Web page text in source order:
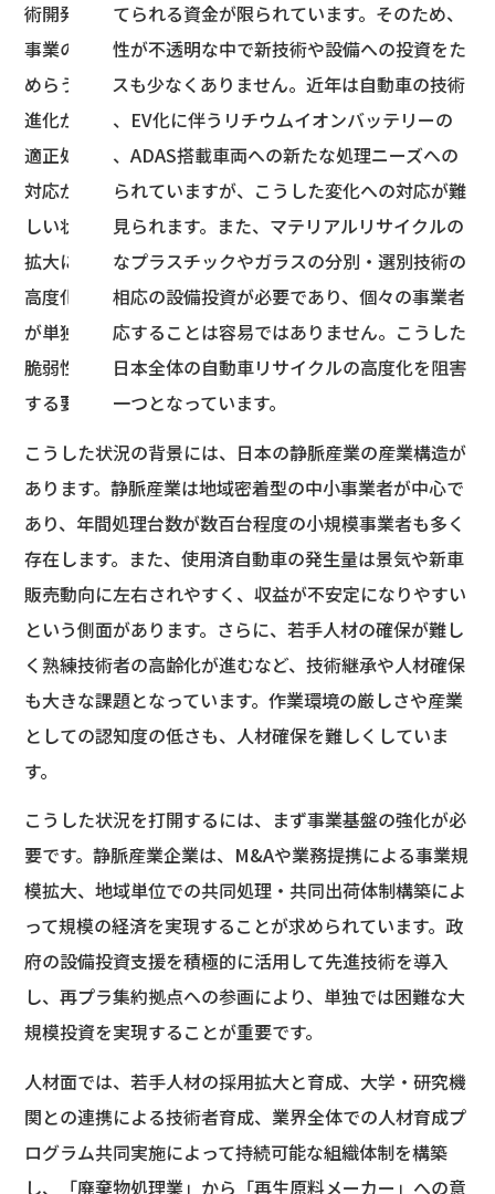
術開発に充てられる資金が限られています。そのため、
事業の採算性が不透明な中で新技術や設備への投資をた
めらうケースも少なくありません。近年は自動車の技術
進化が進み、EV化に伴うリチウムイオンバッテリーの
適正処理や、ADAS搭載車両への新たな処理ニーズへの
対応が求められていますが、こうした変化への対応が難
しい状況も見られます。また、マテリアルリサイクルの
拡大に必要なプラスチックやガラスの分別・選別技術の
高度化にも相応の設備投資が必要であり、個々の事業者
が単独で対応することは容易ではありません。こうした
脆弱性が、日本全体の自動車リサイクルの高度化を阻害
する要因の一つとなっています。
こうした状況の背景には、日本の静脈産業の産業構造が
あります。静脈産業は地域密着型の中小事業者が中心で
あり、年間処理台数が数百台程度の小規模事業者も多く
存在します。また、使用済自動車の発生量は景気や新車
販売動向に左右されやすく、収益が不安定になりやすい
という側面があります。さらに、若手人材の確保が難し
く熟練技術者の高齢化が進むなど、技術継承や人材確保
も大きな課題となっています。作業環境の厳しさや産業
としての認知度の低さも、人材確保を難しくしていま
す。
こうした状況を打開するには、まず事業基盤の強化が必
要です。静脈産業企業は、M&Aや業務提携による事業規
模拡大、地域単位での共同処理・共同出荷体制構築によ
って規模の経済を実現することが求められています。政
府の設備投資支援を積極的に活用して先進技術を導入
し、再プラ集約拠点への参画により、単独では困難な大
規模投資を実現することが重要です。
人材面では、若手人材の採用拡大と育成、大学・研究機
関との連携による技術者育成、業界全体での人材育成プ
ログラム共同実施によって持続可能な組織体制を構築
し、「廃棄物処理業」から「再生原料メーカー」への意